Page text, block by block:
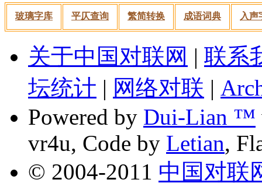
玻璃字库 平仄查询 繁简转换 成语词典 入声
关于中国对联网 | 联系
坛统计 | 网络对联 |
Powered by Dui-Lian ™
vr4u, Code by Letian,
© 2004-2011 中国对联